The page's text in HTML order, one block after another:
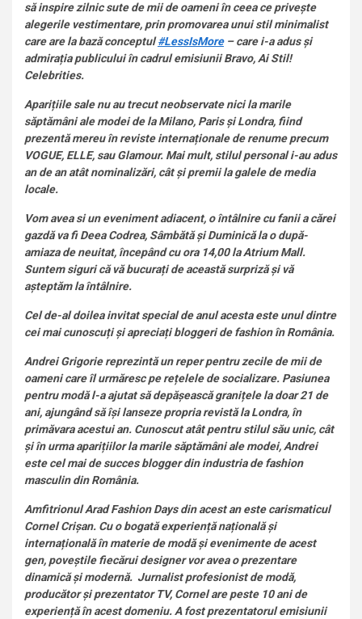
să inspire zilnic sute de mii de oameni în ceea ce privește
alegerile vestimentare, prin promovarea unui stil minimalist
care are la bază conceptul#LessIsMore– care i-a adus și
admirația publicului în cadrul emisiunii Bravo, Ai Stil!
Celebrities.
Aparițiile sale nu au trecut neobservate nici la marile
săptămâni ale modei de la Milano, Paris și Londra, fiind
prezentă mereu în reviste internaționale de renume precum
VOGUE, ELLE, sau Glamour. Mai mult, stilul personal i-au adus
an de an atât nominalizări, cât și premii la galele de media
locale.
Vom avea si un eveniment adiacent, o întâlnire cu fanii a cărei
gazdă va fi Deea Codrea, Sâmbătă și Duminică la o după-
amiaza de neuitat, începând cu ora 14,00 la Atrium Mall.
Suntem siguri că vă bucurați de această surpriză și vă
așteptăm la întâlnire.
Cel de-al doilea invitat special de anul acesta este unul dintre
cei mai cunoscuți și apreciați bloggeri de fashion în România.
Andrei Grigorie reprezintă un reper pentru zecile de mii de
oameni care îl urmăresc pe rețelele de socializare. Pasiunea
pentru modă l-a ajutat să depășească granițele la doar 21 de
ani, ajungând să își lanseze propria revistă la Londra, în
primăvara acestui an. Cunoscut atât pentru stilul său unic, cât
și în urma aparițiilor la marile săptămâni ale modei, Andrei
este cel mai de succes blogger din industria de fashion
masculin din România.
Amfitrionul Arad Fashion Days din acest an este carismaticul
Cornel Crișan. Cu o bogată experiență națională și
internațională în materie de modă și evenimente de acest
gen, poveștile fiecărui designer vor avea o prezentare
dinamică și modernă. Jurnalist profesionist de modă,
producător și prezentator TV, Cornel are peste 10 ani de
experiență în acest domeniu. A fost prezentatorul emisiunii